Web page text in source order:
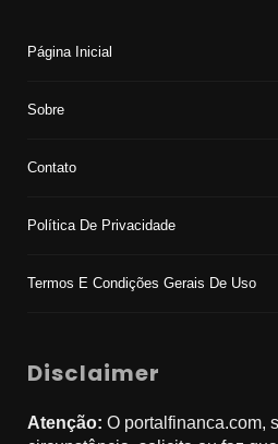
Página Inicial
Sobre
Contato
Política De Privacidade
Termos E Condições Gerais De Uso
Disclaimer
Atenção: O portalfinanca.com,